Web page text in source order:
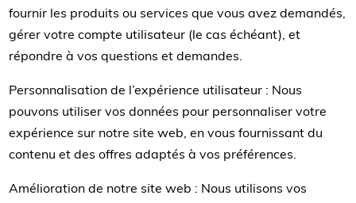
fournir les produits ou services que vous avez demandés,
gérer votre compte utilisateur (le cas échéant), et
répondre à vos questions et demandes.
Personnalisation de l’expérience utilisateur : Nous
pouvons utiliser vos données pour personnaliser votre
expérience sur notre site web, en vous fournissant du
contenu et des offres adaptés à vos préférences.
Amélioration de notre site web : Nous utilisons vos